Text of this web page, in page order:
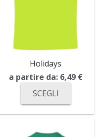
Holidays
a partire da: 6,49 €
SCEGLI